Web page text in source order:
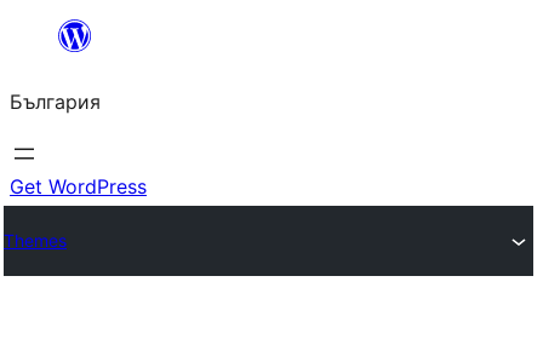
България
Get WordPress
Themes